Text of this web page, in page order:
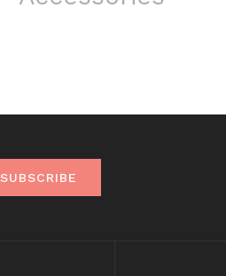
SUBSCRIBE